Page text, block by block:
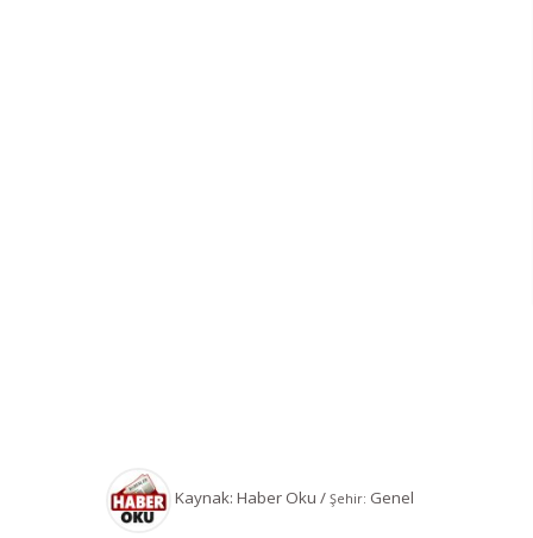
Kaynak: Haber Oku / Şehir: Genel